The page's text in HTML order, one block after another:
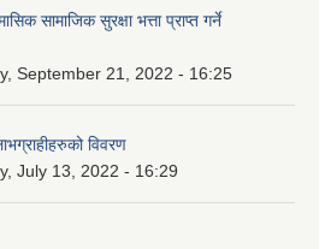
सामाजिक सुरक्षा भत्ता प्राप्त गर्ने
September 21, 2022 - 16:25
विवरण
July 13, 2022 - 16:29